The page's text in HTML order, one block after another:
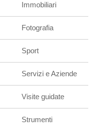
Immobiliari
Fotografia
Sport
Servizi e Aziende
Visite guidate
Strumenti